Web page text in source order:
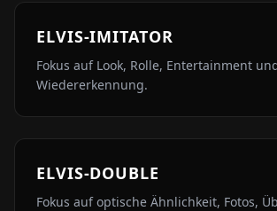
ELVIS-IMITATOR
Fokus auf Look, Rolle, Entertainment
Wiedererkennung.
ELVIS-DOUBLE
Fokus auf optische Ähnlichkeit, Fotos,